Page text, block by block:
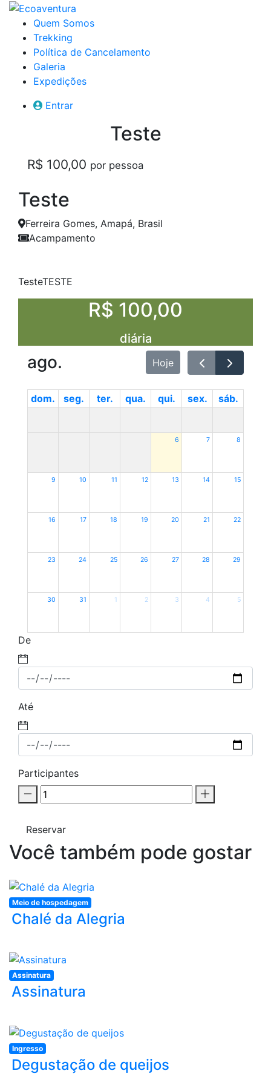
Quem Somos
Trekking
Política de Cancelamento
Galeria
Expedições
Entrar
Teste
R$ 100,00 por pessoa
Teste
Ferreira Gomes, Amapá, Brasil
Acampamento
TesteTESTE
R$ 100,00
diária
ago. Hoje
dom. seg. ter. qua. qui. sex. sáb.
6 7 8
9 10 11 12 13 14 15
16 17 18 19 20 21 22
23 24 25 26 27 28 29
30 31 1 2 3 4 5
De
Até
Participantes
Reservar
Você também pode gostar
Meio de hospedagem
Chalé da Alegria
Assinatura
Assinatura
Ingresso
Degustação de queijos